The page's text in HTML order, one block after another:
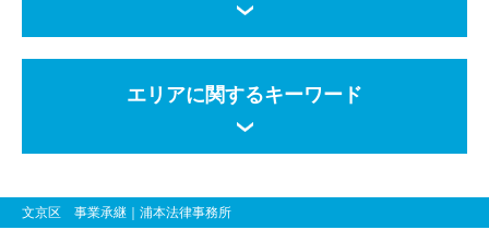
エリアに関するキーワード
文京区 事業承継 ｜浦本法律事務所